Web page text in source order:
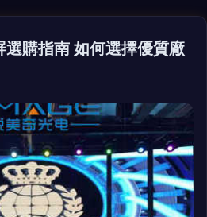
購指南 如何選擇優質廠